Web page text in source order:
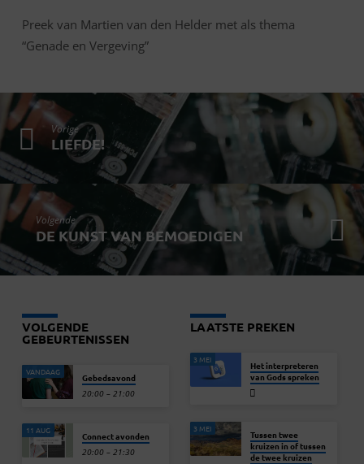
Preek van Martien van den Helder met als thema
“Genade en Vergeving”
Vorige
LIEFDE!
Volgende
DE KUNST VAN BEMOEDIGEN
VOLGENDE
GEBEURTENISSEN
VANDAAG Gebedsavond
20:00 – 21:00
11 AUG Connect avonden
20:00 – 21:30
LAATSTE PREKEN
3 MEI
Het interpreteren
van Gods spreken
3 MEI
Tussen twee
kruizen in of tussen
de twee kruizen